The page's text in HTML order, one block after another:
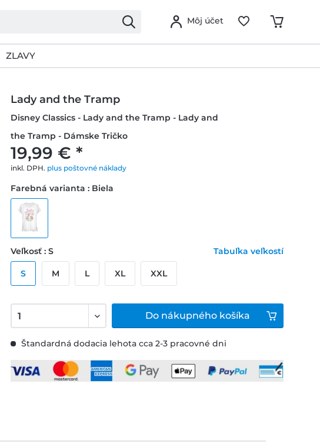
Môj účet
ZLAVY
Lady and the Tramp
Disney Classics - Lady and the Tramp - Lady and
the Tramp - Dámske Tričko
19,99 € *
inkl. DPH. plus poštovné náklady
Štandardná dodacia lehota cca 2-3 pracovné dni
Farebná varianta : Biela
Veľkosť : S Tabuľka veľkostí
S M L XL XXL
Do nákupného košíka